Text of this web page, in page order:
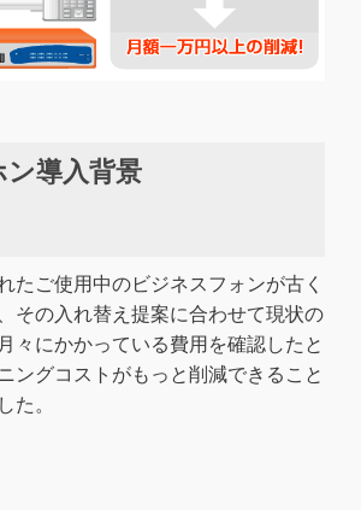
ン導入背景
たご使用中のビジネスフォンが古く
その入れ替え提案に合わせて現状の
々にかかっている費用を確認したと
ングコストがもっと削減できること
た。